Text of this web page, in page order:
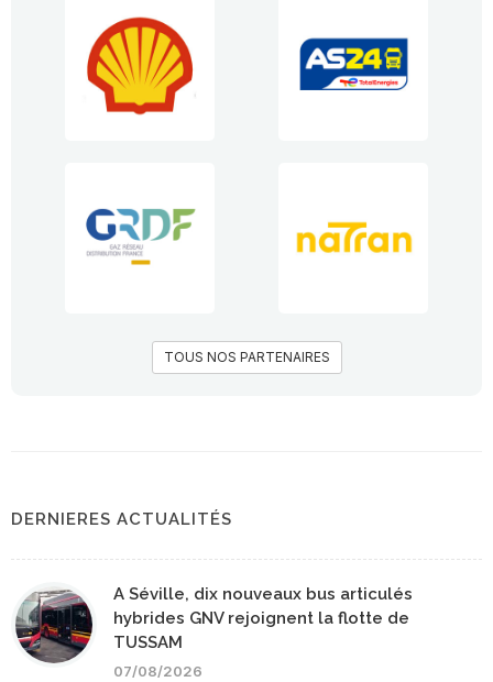
TOUS NOS PARTENAIRES
DERNIERES ACTUALITÉS
A Séville, dix nouveaux bus articulés
hybrides GNV rejoignent la flotte de
TUSSAM
07/08/2026